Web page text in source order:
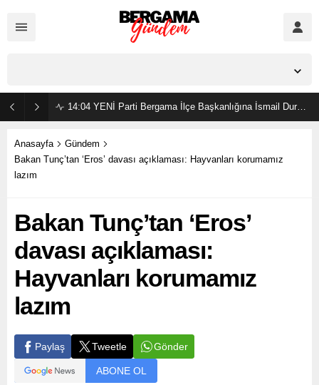
14:04 YENİ Parti Bergama İlçe Başkanlığına İsmail Durmaz görevlendirildi
Anasayfa
Gündem
Bakan Tunç’tan ‘Eros’ davası açıklaması: Hayvanları korumamız
lazım
Bakan Tunç’tan ‘Eros’
davası açıklaması:
Hayvanları korumamız
lazım
Paylaş Tweetle Gönder
ABONE OL